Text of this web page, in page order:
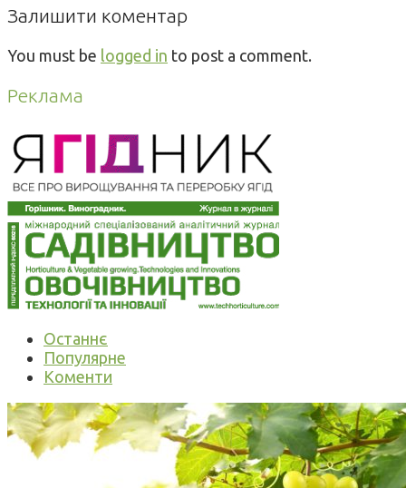
Залишити коментар
You must be logged in to post a comment.
Реклама
Останнє
Популярне
Коменти